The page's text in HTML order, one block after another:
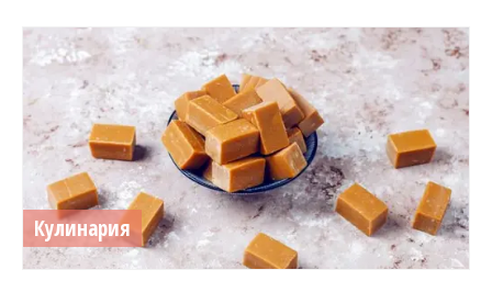
Кулинария